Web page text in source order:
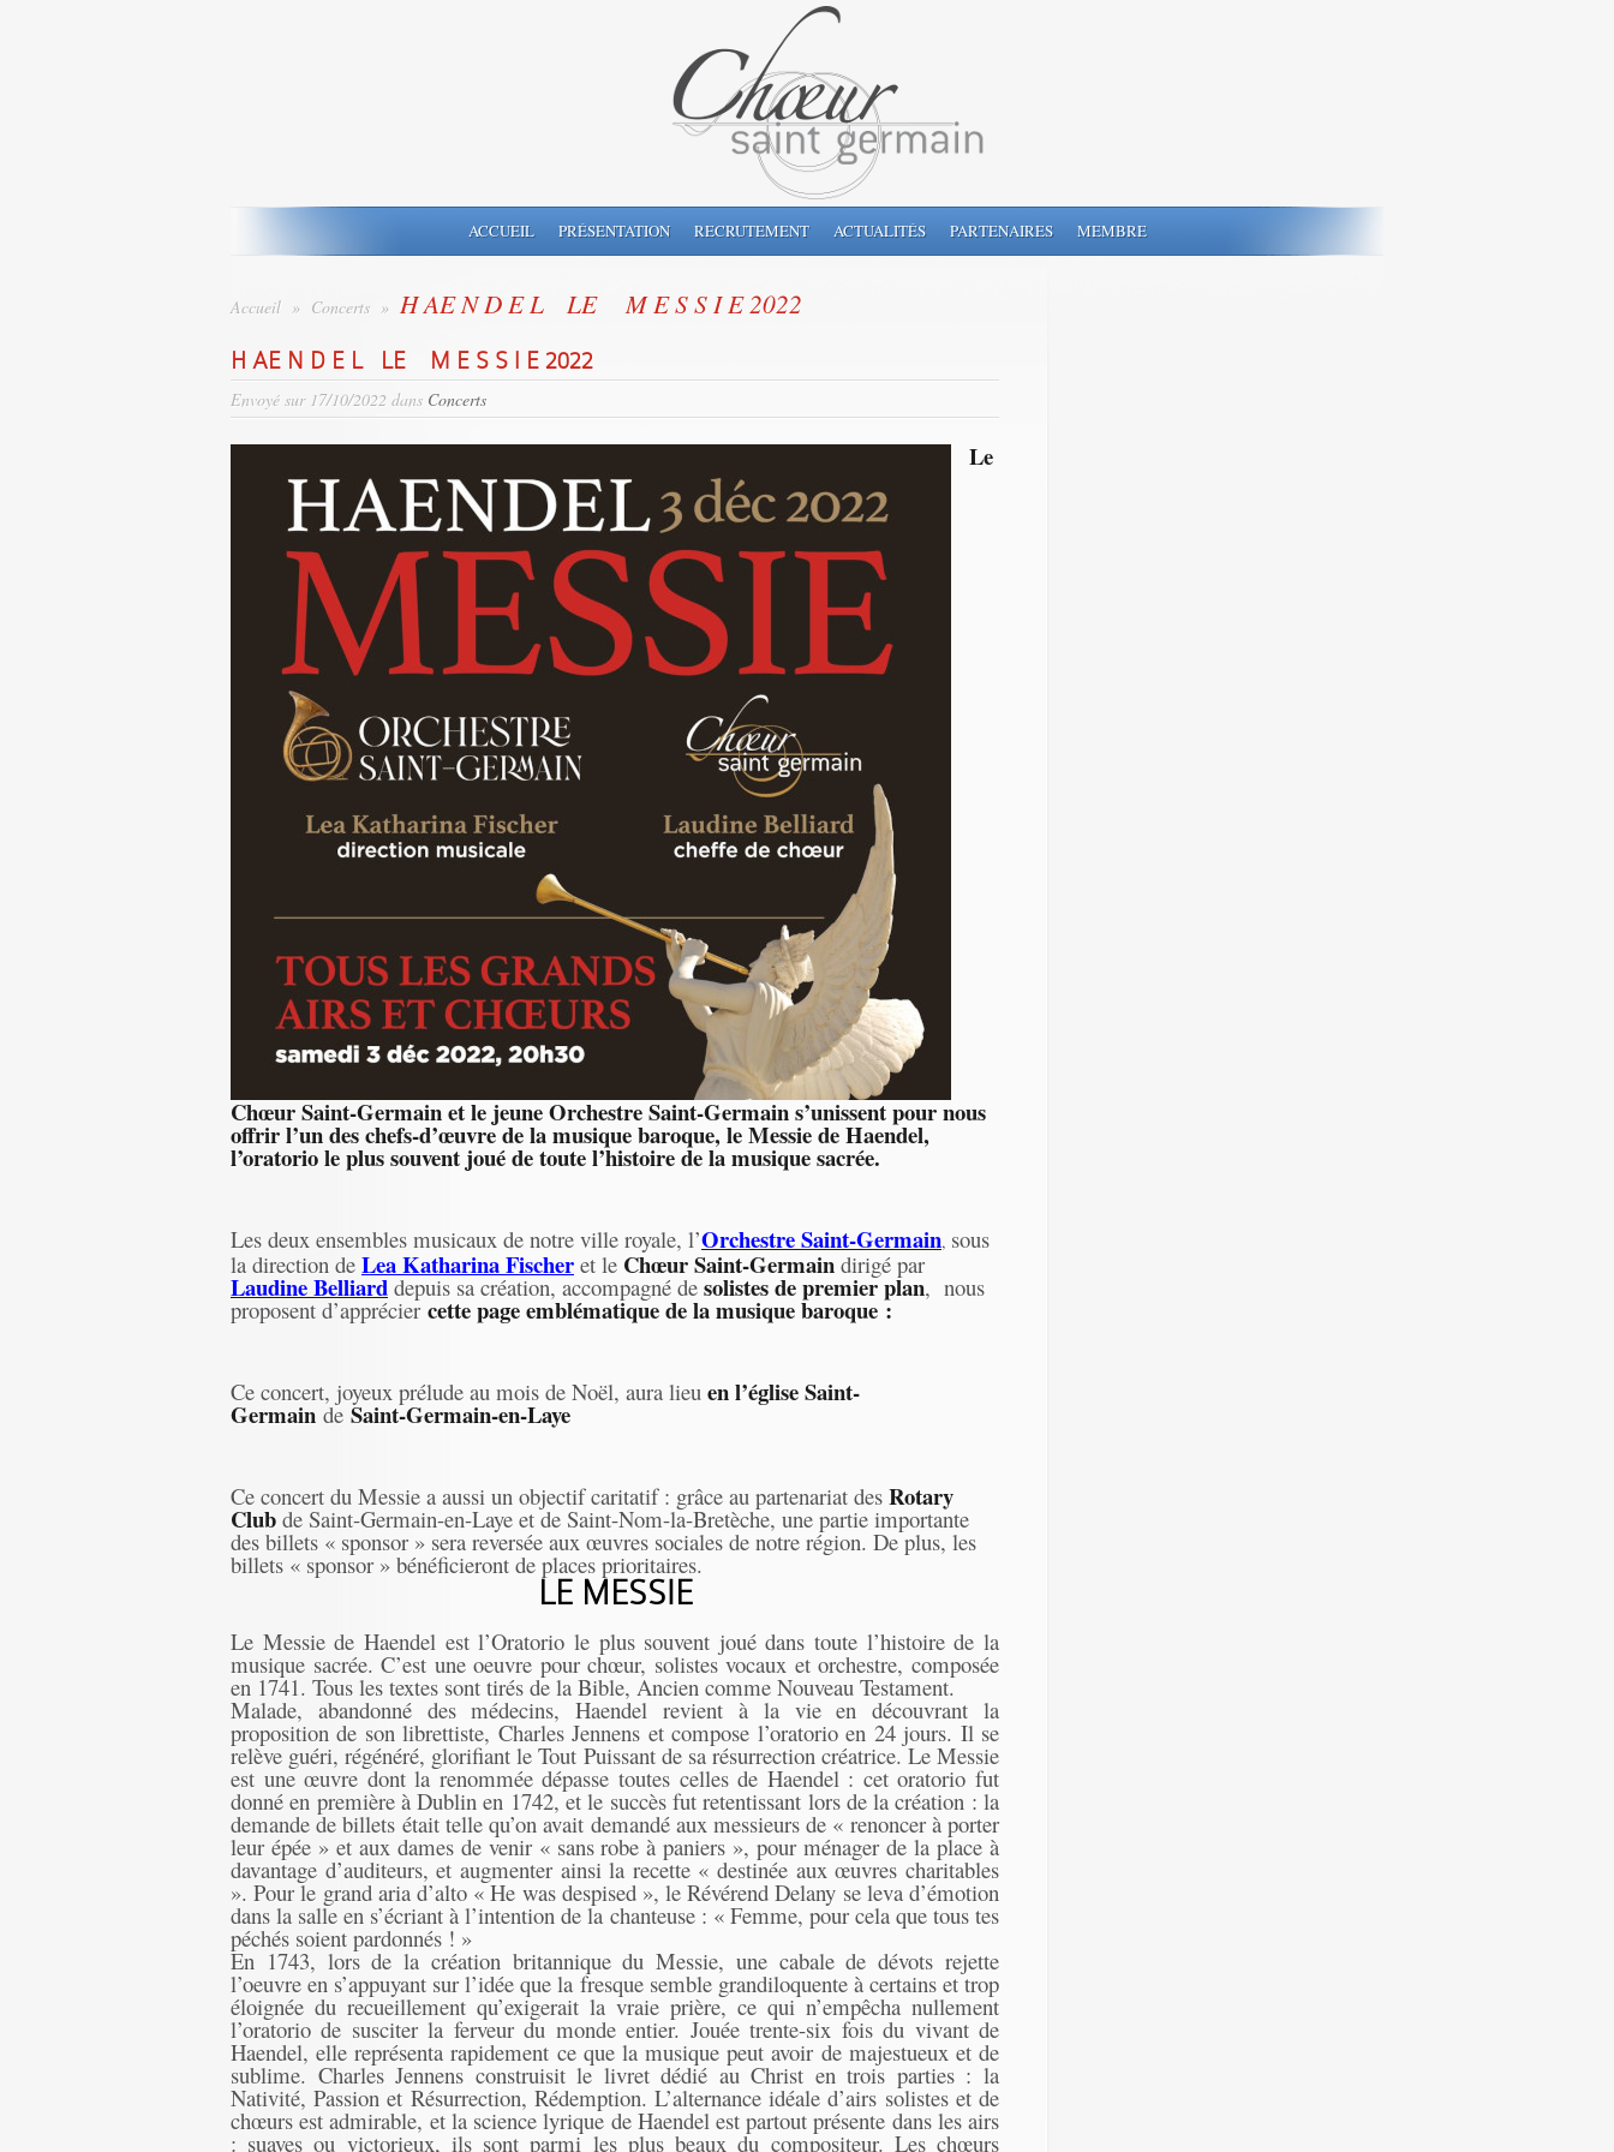
ACCUEIL PRÉSENTATION RECRUTEMENT ACTUALITÉS PARTENAIRES MEMBRE
Accueil » Concerts » H AE N D E L LE M E S S I E 2022
H AE N D E L LE M E S S I E 2022
Envoyé sur 17/10/2022 dans Concerts
Le
Chœur Saint-Germain et le jeune Orchestre Saint-Germain s’unissent pour nous
offrir l’un des chefs-d’œuvre de la musique baroque, le Messie de Haendel,
l’oratorio le plus souvent joué de toute l’histoire de la musique sacrée.
Les deux ensembles musicaux de notre ville royale, l’Orchestre Saint-Germain, sous
la direction de Lea Katharina Fischer et le Chœur Saint-Germain dirigé par
Laudine Belliard depuis sa création, accompagné de solistes de premier plan, nous
proposent d’apprécier cette page emblématique de la musique baroque :
Ce concert, joyeux prélude au mois de Noël, aura lieu en l’église Saint-
Germain de Saint-Germain-en-Laye
Ce concert du Messie a aussi un objectif caritatif : grâce au partenariat des Rotary
Club de Saint-Germain-en-Laye et de Saint-Nom-la-Bretèche, une partie importante
des billets « sponsor » sera reversée aux œuvres sociales de notre région. De plus, les
billets « sponsor » bénéficieront de places prioritaires.
LE MESSIE
Le Messie de Haendel est l’Oratorio le plus souvent joué dans toute l’histoire de la
musique sacrée. C’est une oeuvre pour chœur, solistes vocaux et orchestre, composée
en 1741. Tous les textes sont tirés de la Bible, Ancien comme Nouveau Testament.
Malade, abandonné des médecins, Haendel revient à la vie en découvrant la
proposition de son librettiste, Charles Jennens et compose l’oratorio en 24 jours. Il se
relève guéri, régénéré, glorifiant le Tout Puissant de sa résurrection créatrice. Le Messie
est une œuvre dont la renommée dépasse toutes celles de Haendel : cet oratorio fut
donné en première à Dublin en 1742, et le succès fut retentissant lors de la création : la
demande de billets était telle qu’on avait demandé aux messieurs de « renoncer à porter
leur épée » et aux dames de venir « sans robe à paniers », pour ménager de la place à
davantage d’auditeurs, et augmenter ainsi la recette « destinée aux œuvres charitables
». Pour le grand aria d’alto « He was despised », le Révérend Delany se leva d’émotion
dans la salle en s’écriant à l’intention de la chanteuse : « Femme, pour cela que tous tes
péchés soient pardonnés ! »
En 1743, lors de la création britannique du Messie, une cabale de dévots rejette
l’oeuvre en s’appuyant sur l’idée que la fresque semble grandiloquente à certains et trop
éloignée du recueillement qu’exigerait la vraie prière, ce qui n’empêcha nullement
l’oratorio de susciter la ferveur du monde entier. Jouée trente-six fois du vivant de
Haendel, elle représenta rapidement ce que la musique peut avoir de majestueux et de
sublime. Charles Jennens construisit le livret dédié au Christ en trois parties : la
Nativité, Passion et Résurrection, Rédemption. L’alternance idéale d’airs solistes et de
chœurs est admirable, et la science lyrique de Haendel est partout présente dans les airs
: suaves ou victorieux, ils sont parmi les plus beaux du compositeur. Les chœurs